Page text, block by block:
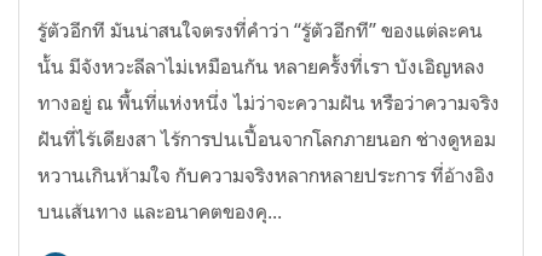
รู้ตัวอีกที มันน่าสนใจตรงที่คำว่า “รู้ตัวอีกที” ของแต่ละคน
นั้น มีจังหวะลีลาไม่เหมือนกัน หลายครั้งที่เรา บังเอิญหลง
ทางอยู่ ณ พื้นที่แห่งหนึ่ง ไม่ว่าจะความฝัน หรือว่าความจริง
ฝันที่ไร้เดียงสา ไร้การปนเปื้อนจากโลกภายนอก ช่างดูหอม
หวานเกินห้ามใจ กับความจริงหลากหลายประการ ที่อ้างอิง
บนเส้นทาง และอนาคตของคุ...